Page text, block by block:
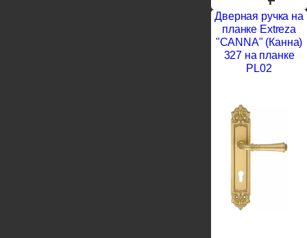
Дверная ручка на
планке Extreza
"CANNA" (Канна)
327 на планке
PL02